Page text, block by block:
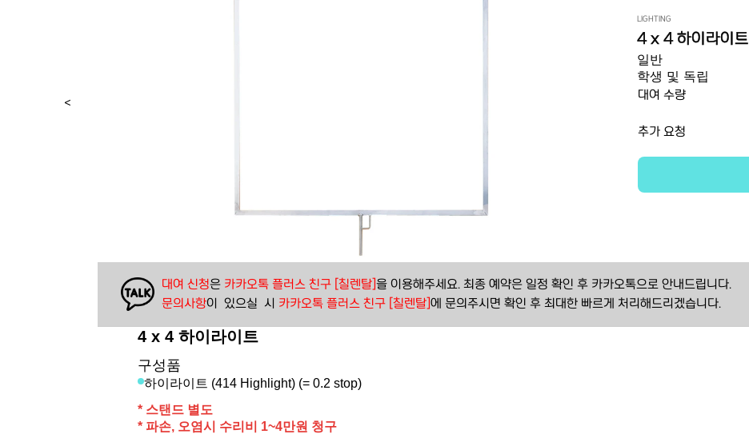
<
LIGHTING
4 x 4 하이라이트
일반
학생 및 독립
대여 수량
추가 요청
대여 신청은 카카오톡 플러스 친구 [칠렌탈]을 이용해주세요. 최종 예약은 일정 확인 후 카카오톡으로 안내드립니다.
문의사항이  있으실  시 카카오톡 플러스 친구 [칠렌탈]에 문의주시면 확인 후 최대한 빠르게 처리해드리겠습니다.
4 x 4 하이라이트
구성품
하이라이트 (414 Highlight) (= 0.2 stop)
* 스탠드 별도
* 파손, 오염시 수리비 1~4만원 청구